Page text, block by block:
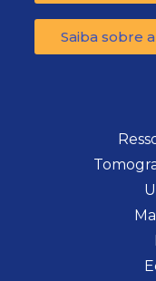
Saiba sobre